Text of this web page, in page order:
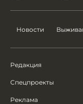
Новости
Редакция
Спецпроекты
Реклама